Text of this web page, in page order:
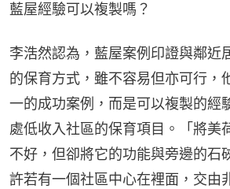
藍屋經驗可以複製嗎？
李浩然認為，藍屋案例印證與鄰近
的保育方式，雖不容易但亦可行，
一的成功案例，而是可以複製的經
處低收入社區的保育項目。「將美
不好，但卻將它的功能與旁邊的石
許若有一個社區中心在裡面，交由